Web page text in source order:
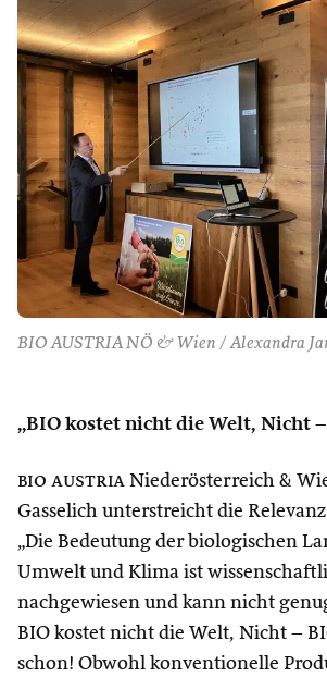
BIO AUSTRIA NÖ & Wien / Alexandra
„BIO kostet nicht die Welt, Nicht –
bio austria Niederösterreich &
Gasselich unterstreicht die Relevanz
„Die Bedeutung der biologischen
Umwelt und Klima ist
nachgewiesen und kann nicht
BIO kostet nicht die Welt, Nicht –
schon! Obwohl konventionelle